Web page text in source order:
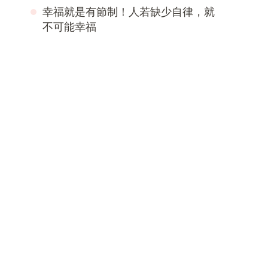
幸福就是有節制！人若缺少自律，就
不可能幸福